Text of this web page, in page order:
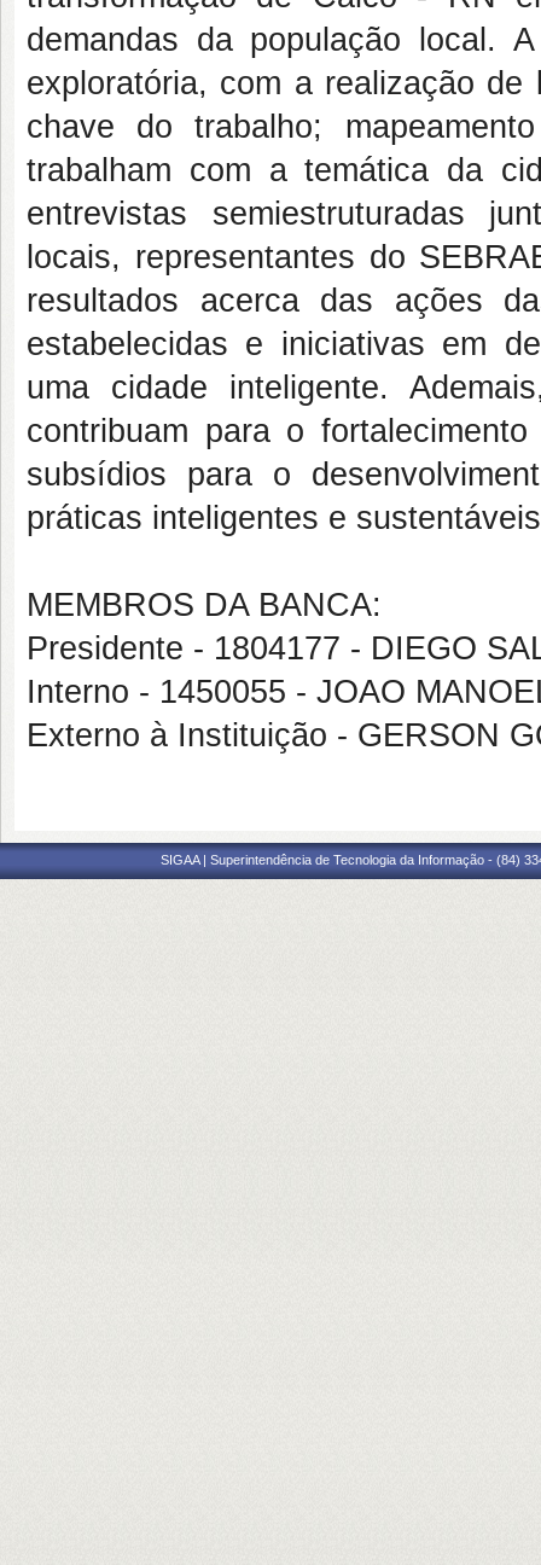
demandas da população local.
exploratória, com a realização
chave do trabalho;
trabalham com a temática da
entrevistas semiestruturadas
locais, representantes do
resultados acerca das ações
estabelecidas e iniciativas em
uma cidade inteligente.
contribuam para o
subsídios para o
práticas inteligentes e
MEMBROS DA BANCA:
Presidente - 1804177 - DIEGO
Interno - 1450055 - JOAO
Externo à Instituição - GERSON
SIGAA | Superintendência de Tecnologia da Informação - (84)